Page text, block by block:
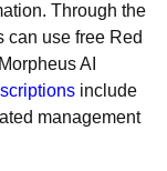
Through the
can use free Red
AI
include
management